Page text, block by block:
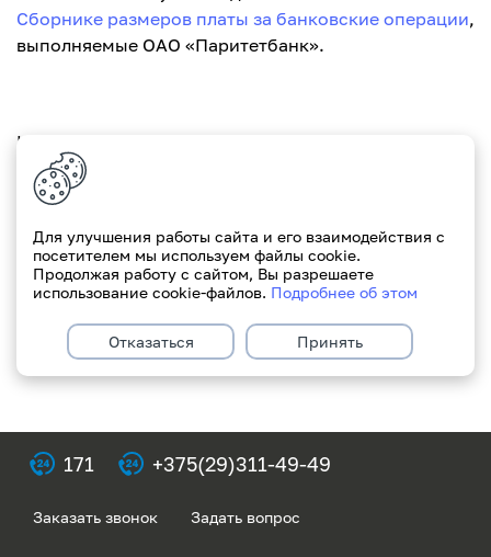
Сборнике размеров платы за банковские операции,
выполняемые ОАО «Паритетбанк».
Изменения утверждены протоколом Комитета по
развитию бизнеса №39 от 4.08.2022
171 +375(29)311-49-49
Заказать звонок Задать вопрос
Для улучшения работы сайта и его взаимодействия с
посетителем мы используем файлы cookie.
Продолжая работу с сайтом, Вы разрешаете
использование cookie-файлов. Подробнее об этом
Отказаться Принять